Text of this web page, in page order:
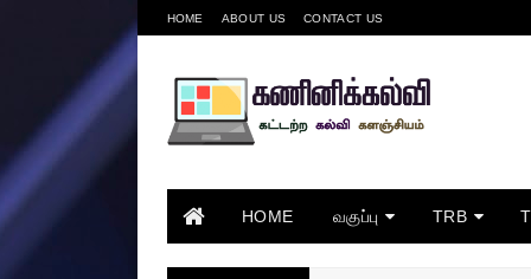
HOME ABOUT US CONTACT US
HOME வகுப்பு TRB